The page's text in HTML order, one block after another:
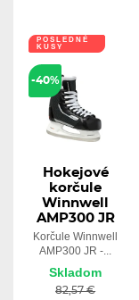
POSLEDNÉ
KUSY
-40%
Hokejové
korčule
Winnwell
AMP300 JR
Korčule Winnwell
AMP300 JR -...
Skladom
82,57 €